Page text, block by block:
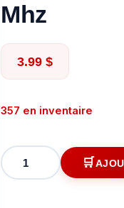
Mhz
3.99 $
357 en inventaire
quantité
de